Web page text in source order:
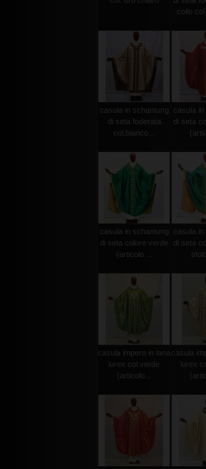
collo
casula in schantung
di seta foderata
col.bianco...
casula
di seta
casula in schantung
di seta colore verde
(articolo ...
casula
di seta
casula impero in lana
lurex col.verde
(articolo...
casula
lurex